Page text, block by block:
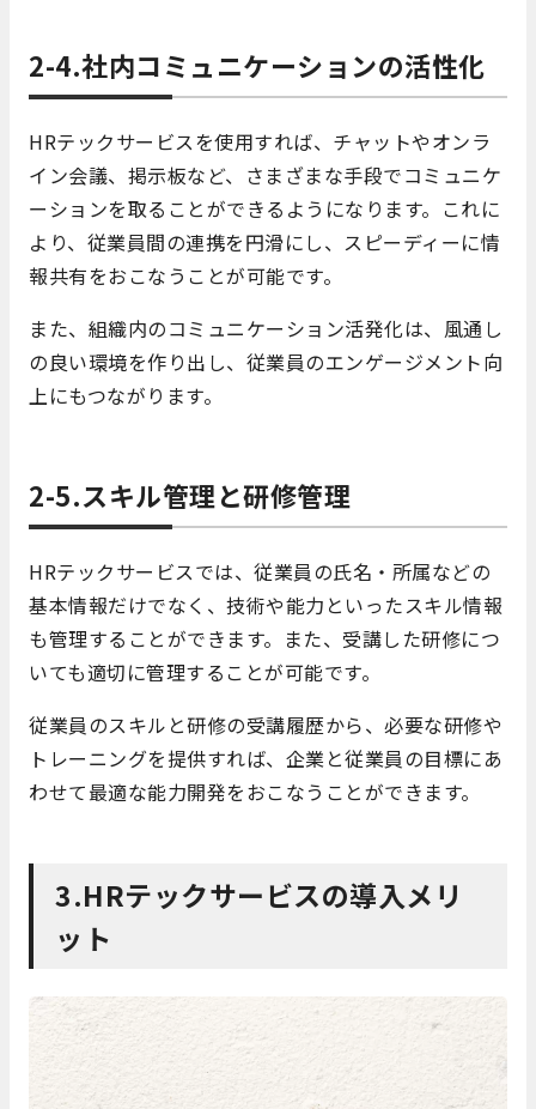
2-4.社内コミュニケーションの活性化
HRテックサービスを使用すれば、チャットやオンラ
イン会議、掲示板など、さまざまな手段でコミュニケ
ーションを取ることができるようになります。これに
より、従業員間の連携を円滑にし、スピーディーに情
報共有をおこなうことが可能です。
また、組織内のコミュニケーション活発化は、風通し
の良い環境を作り出し、従業員のエンゲージメント向
上にもつながります。
2-5.スキル管理と研修管理
HRテックサービスでは、従業員の氏名・所属などの
基本情報だけでなく、技術や能力といったスキル情報
も管理することができます。また、受講した研修につ
いても適切に管理することが可能です。
従業員のスキルと研修の受講履歴から、必要な研修や
トレーニングを提供すれば、企業と従業員の目標にあ
わせて最適な能力開発をおこなうことができます。
3.HRテックサービスの導入メリ
ット